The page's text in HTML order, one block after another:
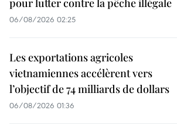
06/08/2026 02:25
Les exportations agricoles
vietnamiennes accélèrent vers
l’objectif de 74 milliards de dollars
06/08/2026 01:36